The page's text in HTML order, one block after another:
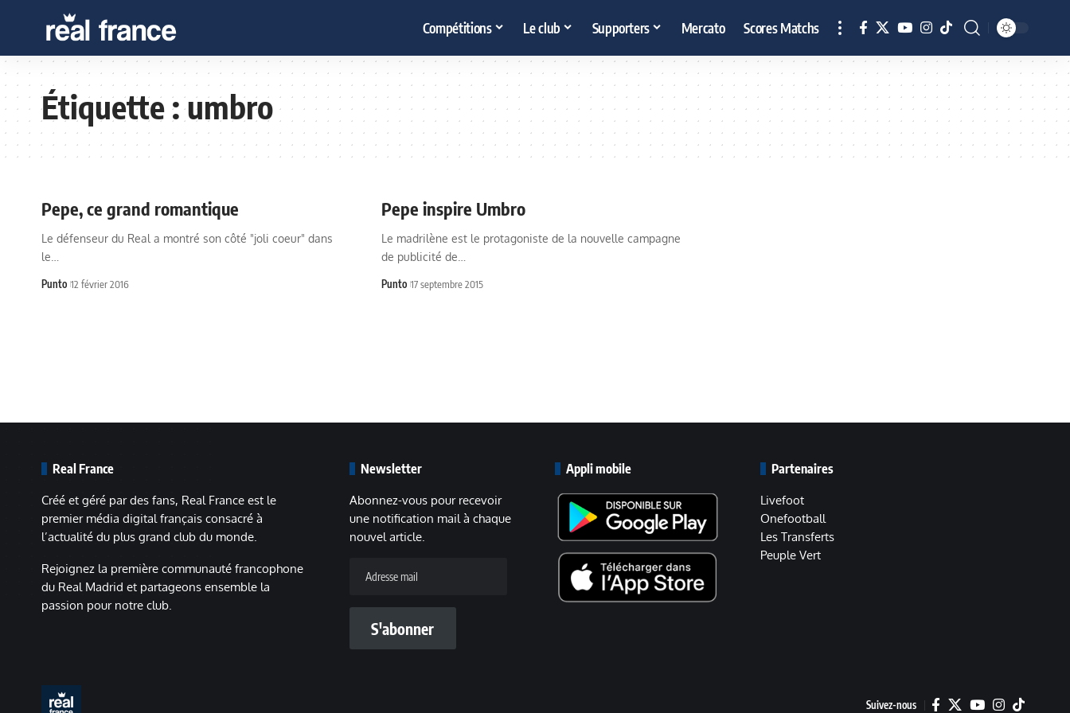
Compétitions Le club Supporters Mercato Scores Matchs
Étiquette :umbro
Pepe, ce grand romantique
Le défenseur du Real a montré son côté "joli coeur" dans
le…
Punto 12 février 2016
Pepe inspire Umbro
Le madrilène est le protagoniste de la nouvelle campagne
de publicité de…
Punto 17 septembre 2015
Real France
Créé et géré par des fans, Real France est le
premier média digital français consacré à
l’actualité du plus grand club du monde.
Rejoignez la première communauté francophone
du Real Madrid et partageons ensemble la
passion pour notre club.
Newsletter
Abonnez-vous pour recevoir
une notification mail à chaque
nouvel article.
mail
S'abonner
Appli mobile Partenaires
Livefoot
Onefootball
Les Transferts
Peuple Vert
Suivez-nous